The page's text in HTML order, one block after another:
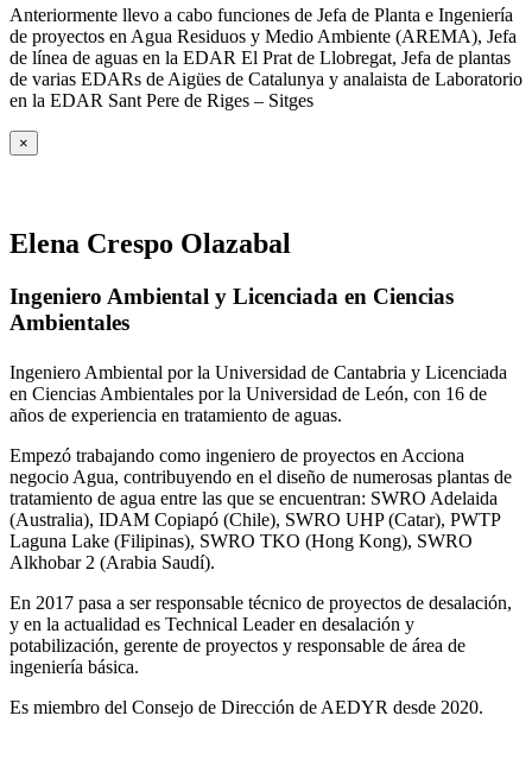
Anteriormente llevo a cabo funciones de Jefa de Planta e Ingeniería
de proyectos en Agua Residuos y Medio Ambiente (AREMA), Jefa
de línea de aguas en la EDAR El Prat de Llobregat, Jefa de plantas
de varias EDARs de Aigües de Catalunya y analaista de Laboratorio
en la EDAR Sant Pere de Riges – Sitges
×
Elena Crespo Olazabal
Ingeniero Ambiental y Licenciada en Ciencias
Ambientales
Ingeniero Ambiental por la Universidad de Cantabria y Licenciada
en Ciencias Ambientales por la Universidad de León, con 16 de
años de experiencia en tratamiento de aguas.
Empezó trabajando como ingeniero de proyectos en Acciona
negocio Agua, contribuyendo en el diseño de numerosas plantas de
tratamiento de agua entre las que se encuentran: SWRO Adelaida
(Australia), IDAM Copiapó (Chile), SWRO UHP (Catar), PWTP
Laguna Lake (Filipinas), SWRO TKO (Hong Kong), SWRO
Alkhobar 2 (Arabia Saudí).
En 2017 pasa a ser responsable técnico de proyectos de desalación,
y en la actualidad es Technical Leader en desalación y
potabilización, gerente de proyectos y responsable de área de
ingeniería básica.
Es miembro del Consejo de Dirección de AEDYR desde 2020.